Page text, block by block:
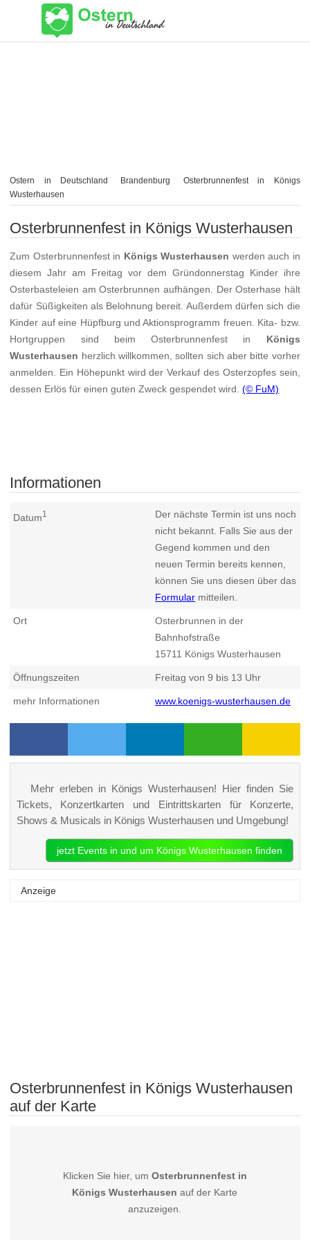
Ostern in Deutschland Brandenburg
Osterbrunnenfest in Königs
Wusterhausen
Osterbrunnenfest in Königs Wusterhausen
Zum Osterbrunnenfest in Königs Wusterhausen werden auch in
diesem Jahr am Freitag vor dem Gründonnerstag Kinder ihre
Osterbasteleien am Osterbrunnen aufhängen. Der Osterhase hält
dafür Süßigkeiten als Belohnung bereit. Außerdem dürfen sich die
Kinder auf eine Hüpfburg und Aktionsprogramm freuen. Kita- bzw.
Hortgruppen sind beim Osterbrunnenfest in Königs
Wusterhausen herzlich willkommen, sollten sich aber bitte vorher
anmelden. Ein Höhepunkt wird der Verkauf des Osterzopfes sein,
dessen Erlös für einen guten Zweck gespendet wird.(© FuM)
Informationen
Datum1
Der nächste Termin ist uns noch
nicht bekannt. Falls Sie aus der
Gegend kommen und den
neuen Termin bereits kennen,
können Sie uns diesen über das
Formular mitteilen.
Ort
Osterbrunnen in der
Bahnhofstraße
15711 Königs Wusterhausen
Öffnungszeiten Freitag von 9 bis 13 Uhr
mehr Informationen www.koenigs-wusterhausen.de
Mehr erleben in Königs Wusterhausen! Hier finden Sie
Tickets, Konzertkarten und Eintrittskarten für Konzerte,
Shows & Musicals in Königs Wusterhausen und Umgebung!
jetzt Events in und um Königs Wusterhausen finden
Anzeige
Osterbrunnenfest in Königs Wusterhausen
auf der Karte
Klicken Sie hier, um Osterbrunnenfest in
Königs Wusterhausen auf der Karte
anzuzeigen.